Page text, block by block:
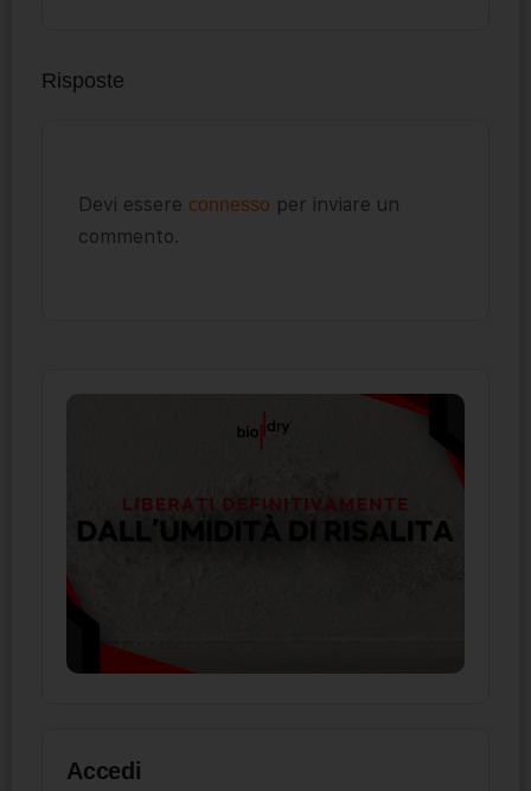
Risposte
Devi essere connesso per inviare un
commento.
Accedi